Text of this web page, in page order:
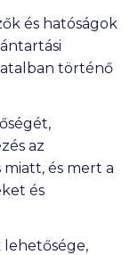
és hatóságok
történő
az
és mert a
és
lehetősége,